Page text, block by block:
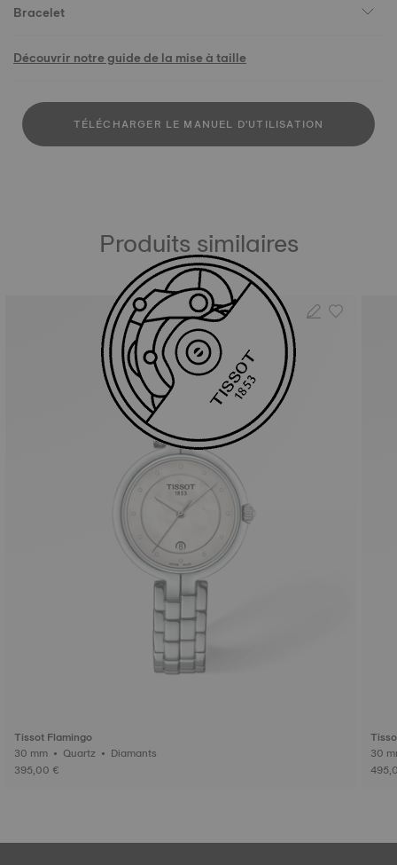
Bracelet
Découvrir notre guide de la mise à taille
TÉLÉCHARGER LE MANUEL D'UTILISATION
Produits similaires
Tissot Flamingo
30 mm • Quartz • Diamants
395,00 €